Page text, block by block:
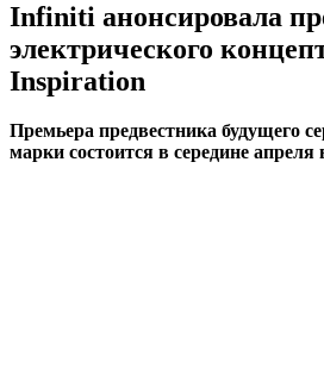
Infiniti анонсировала
электрического
Inspiration
Прeмьeрa предвестника будущего
марки состоится в середине